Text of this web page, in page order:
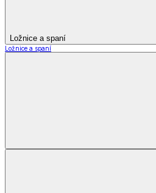
Ložnice a spaní
Ložnice a spaní